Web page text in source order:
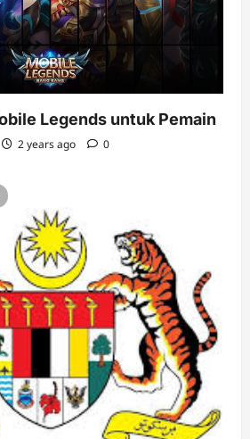
Legends untuk Pemain
2 years ago 0